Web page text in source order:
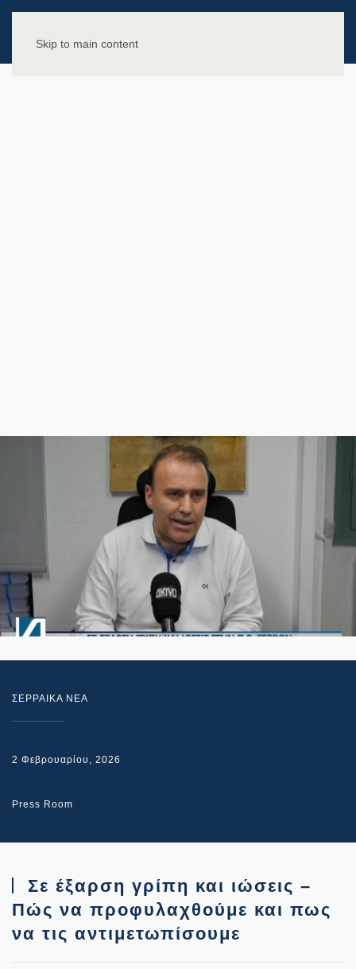
Skip to main content
ΣΕΡΡΑΙΚΑ ΝΕΑ
2 Φεβρουαρίου, 2026
Press Room
Σε έξαρση γρίπη και ιώσεις –
Πώς να προφυλαχθούμε και πως
να τις αντιμετωπίσουμε